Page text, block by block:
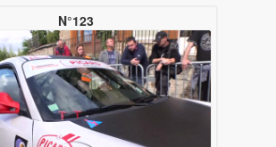
Plus d'infos
N°123